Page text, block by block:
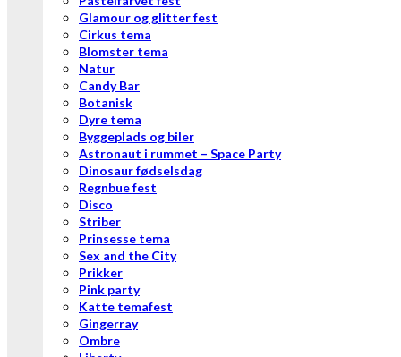
Glamour og glitter fest
Cirkus tema
Blomster tema
Natur
Candy Bar
Botanisk
Dyre tema
Byggeplads og biler
Astronaut i rummet – Space Party
Dinosaur fødselsdag
Regnbue fest
Disco
Striber
Prinsesse tema
Sex and the City
Prikker
Pink party
Katte temafest
Gingerray
Ombre